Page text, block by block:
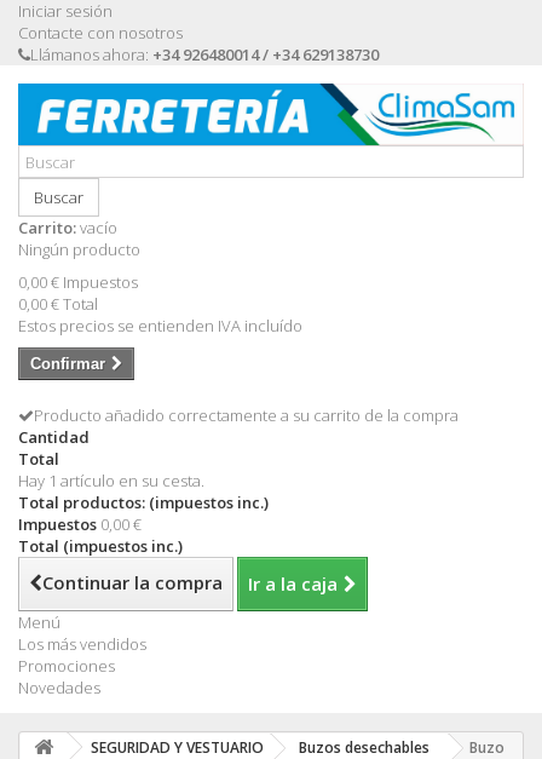
Iniciar sesión
Contacte con nosotros
Llámanos ahora: +34 926480014 / +34 629138730
Buscar
Carrito:vacío
Ningún producto
0,00 € Impuestos
0,00 €Total
Estos precios se entienden IVA incluído
Confirmar
Producto añadido correctamente a su carrito de la compra
Cantidad
Total
Hay 1 artículo en su cesta.
Total productos: (impuestos inc.)
Impuestos 0,00 €
Total (impuestos inc.)
Continuar la compra Ir a la caja
Menú
Los más vendidos
Promociones
Novedades
SEGURIDAD Y VESTUARIO Buzos desechables
Buzo